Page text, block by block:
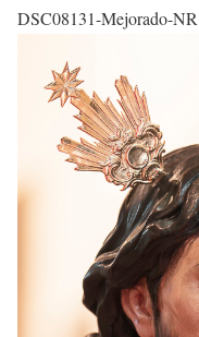
DSC08131-Mejorado-NR